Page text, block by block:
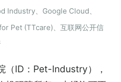
Industry、Google Cloud、
Pet (TTcare)、互联网公开信
（ID：Pet-Industry），